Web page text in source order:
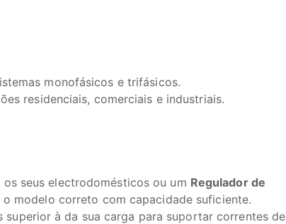
monofásicos e trifásicos.
residenciais, comerciais e industriais.
os seus electrodomésticos ou um Regulador de
modelo correto com capacidade suficiente.
à da sua carga para suportar correntes de